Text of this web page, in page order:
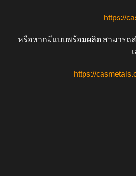
https://
หรือหากมีแบบพร้อมผลิต สามารถส่
https://